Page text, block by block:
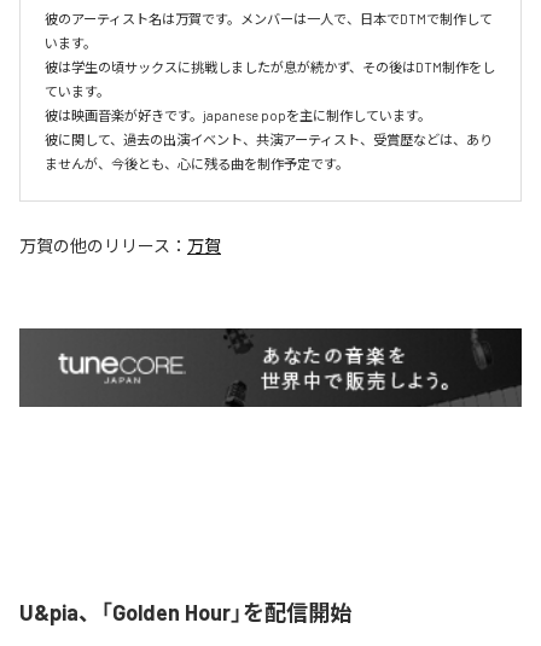
彼のアーティスト名は万賀です。メンバーは一人で、日本でDTMで制作して
います。
彼は学生の頃サックスに挑戦しましたが息が続かず、その後はDTM制作をし
ています。
彼は映画音楽が好きです。japanese popを主に制作しています。
彼に関して、過去の出演イベント、共演アーティスト、受賞歴などは、あり
ませんが、今後とも、心に残る曲を制作予定です。
万賀の他のリリース： 万賀
U&pia、「Golden Hour」を配信開始